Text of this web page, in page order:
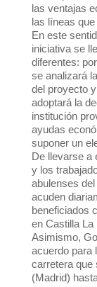
las ventajas
las líneas
En este
iniciativa se
diferentes:
se analizará
del proyecto
adoptará la
institución
ayudas
suponer un
De llevarse a
y los
abulenses
acuden
beneficiados
en Castilla La
Asimismo,
acuerdo para
carretera que
(Madrid)